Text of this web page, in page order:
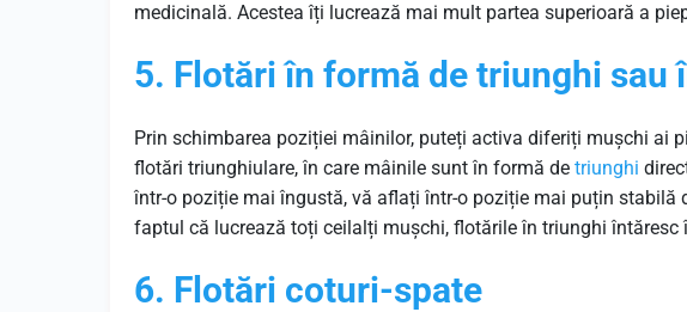
medicinală. Acestea îți lucrează mai mult partea superioară a
5. Flotări în formă de triunghi sau
Prin schimbarea poziției mâinilor, puteți activa diferiți mușchi ai
flotări triunghiulare, în care mâinile sunt în formă de triunghi
într-o poziție mai îngustă, vă aflați într-o poziție mai puțin stabilă
faptul că lucrează toți ceilalți mușchi, flotările în triunghi întăresc
6. Flotări coturi-spate